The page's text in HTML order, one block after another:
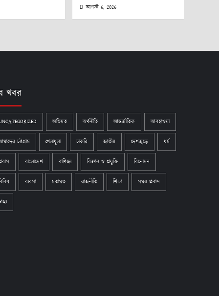
আগস্ট 6, 2026
খবর
অভিমত অর্থনীতি আন্তর্জাতিক আবহাওয়া
চট্টগ্রাম খেলাধুলা চাকরি জাতীয় দেশজুড়ে ধর্ম
বাংলাদেশ বাণিজ্য বিজ্ঞান ও প্রযুক্তি বিনোদন
ব্যবসা মতামত রাজনীতি শিক্ষা সময় প্রবাস